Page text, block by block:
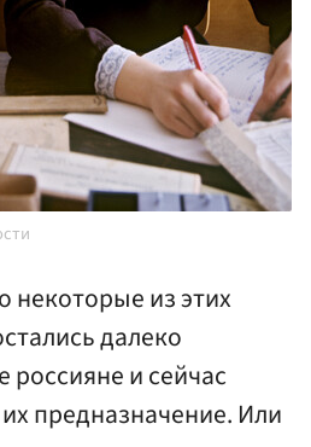
некоторые из этих
далеко
и сейчас
предназначение. Или